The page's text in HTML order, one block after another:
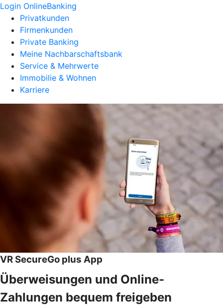
Login OnlineBanking
Privatkunden
Firmenkunden
Private Banking
Meine Nachbarschaftsbank
Service & Mehrwerte
Immobilie & Wohnen
Karriere
VR SecureGo plus App
Überweisungen und Online-
Zahlungen bequem freigeben